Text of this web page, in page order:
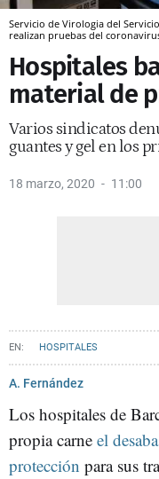
Servicio de Virologia del
realizan pruebas del
Hospitales
material de
Varios sindicatos
guantes y gel en los
18 marzo, 2020 11:00
HOSPITALES
A. Fernández
Los hospitales de
propia carne el
protección para sus